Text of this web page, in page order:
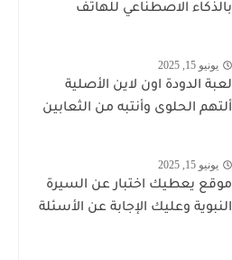
بالذكاء الاصطناعي للهاتف
يونيو 15, 2025
لعبة الدودة اون لاين الأصلية
ألتهم الحلوى وأنتبه من الثعابين
يونيو 15, 2025
موقع يعطيك اختبار عن السيرة
النبوية وعليك الإجابة عن الأسئلة